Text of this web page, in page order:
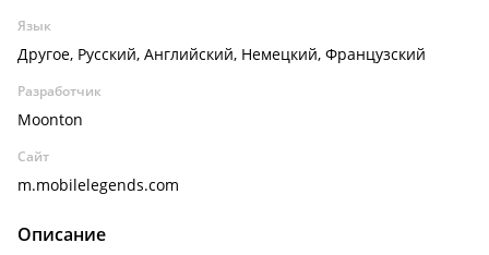
Язык
Другое, Русский, Английский, Немецкий, Французский
Разработчик
Moonton
Сайт
m.mobilelegends.com
Описание